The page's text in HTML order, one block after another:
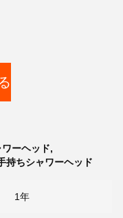
ーヘッド,
持ちシャワーヘッド
1年